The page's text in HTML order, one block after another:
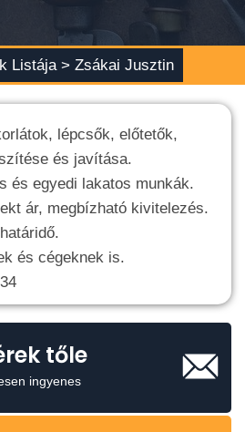
Listája > Zsákai Jusztin
lépcsők, előtetők,
és javítása.
és egyedi lakatos munkák.
ár, megbízható kivitelezés.
és cégeknek is.
tőle
ingyenes